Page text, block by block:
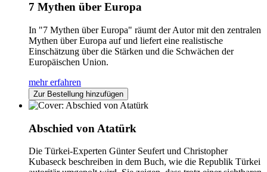
7 Mythen über Europa
In "7 Mythen über Europa" räumt der Autor mit den zentralen
Mythen über Europa auf und liefert eine realistische
Einschätzung über die Stärken und die Schwächen der
Europäischen Union.
mehr erfahren
Zur Bestellung hinzufügen
Abschied von Atatürk
Die Türkei-Experten Günter Seufert und Christopher
Kubaseck beschreiben in dem Buch, wie die Republik Türkei